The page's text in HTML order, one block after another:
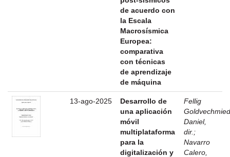
de acuerdo con
la Escala
Macrosísmica
Europea:
comparativa
con técnicas
de aprendizaje
de máquina
13-ago-2025
Desarrollo de
una aplicación
móvil
multiplataforma
para la
digitalización y
Fellig
Daniel,
dir. ;
Navarro
Calero,